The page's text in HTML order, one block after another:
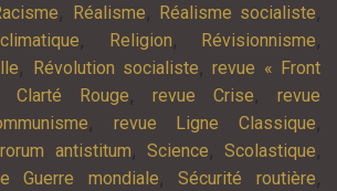
, Réalisme, Réalisme socialiste,
, Religion, Révisionnisme,
, Révolution socialiste,revue « Front
Clarté Rouge, revue Crise, revue
, revue Ligne Classique,
antistitum, Science, Scolastique,
Guerre mondiale,Sécurité routière,